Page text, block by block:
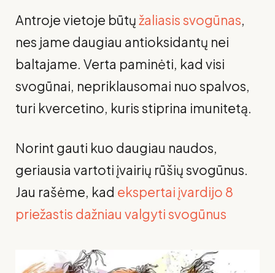
Antroje vietoje būtųžaliasis svogūnas,
nes jame daugiau antioksidantų nei
baltajame. Verta paminėti, kad visi
svogūnai, nepriklausomai nuo spalvos,
turi kvercetino, kuris stiprina imunitetą.
Norint gauti kuo daugiau naudos,
geriausia vartoti įvairių rūšių svogūnus.
Jau rašėme, kad ekspertai įvardijo 8
priežastis dažniau valgyti svogūnus